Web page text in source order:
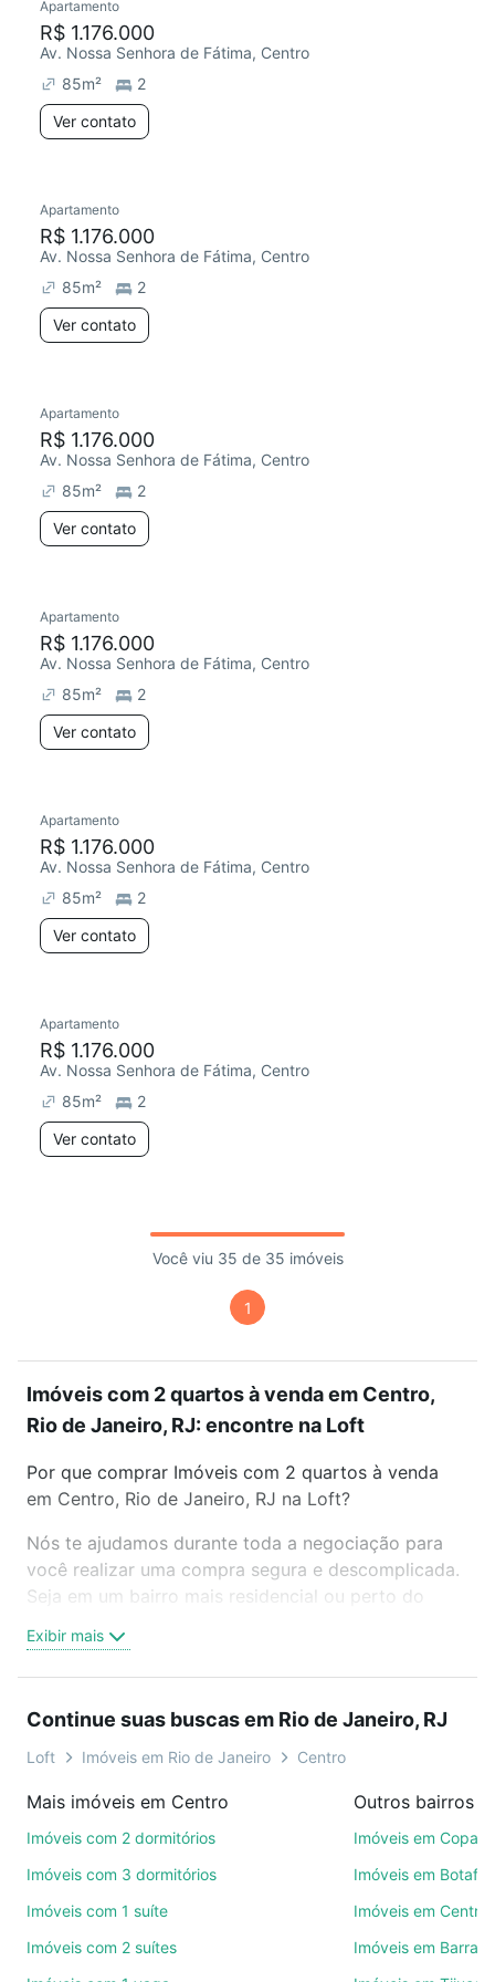
Apartamento
R$ 1.176.000
Av. Nossa Senhora de Fátima, Centro
85m²
2
Ver contato
Apartamento
R$ 1.176.000
Av. Nossa Senhora de Fátima, Centro
85m²
2
Ver contato
Apartamento
R$ 1.176.000
Av. Nossa Senhora de Fátima, Centro
85m²
2
Ver contato
Apartamento
R$ 1.176.000
Av. Nossa Senhora de Fátima, Centro
85m²
2
Ver contato
Apartamento
R$ 1.176.000
Av. Nossa Senhora de Fátima, Centro
85m²
2
Ver contato
Apartamento
R$ 1.176.000
Av. Nossa Senhora de Fátima, Centro
85m²
2
Ver contato
Você viu 35 de 35 imóveis
1
Imóveis com 2 quartos à venda em Centro,
Rio de Janeiro, RJ: encontre na Loft
Por que comprar Imóveis com 2 quartos à venda
em Centro, Rio de Janeiro, RJ na Loft?
Nós te ajudamos durante toda a negociação para
você realizar uma compra segura e descomplicada.
Seja em um bairro mais residencial ou perto do
oferta ideal de Imóveis com 2 quartos à venda em
Centro, Rio de Janeiro, RJ para conquistar seu
videochamada, é grátis, sem compromisso e você
ainda conta com mais de 46 mil corretores e
de imóveis.
ruas, bairros e até condomínios favoritos. Você
também pode usar os filtros como quantidade de
quartos, suítes, com ou sem vaga de garagem para
Exibir mais
Continue suas buscas em Rio de Janeiro, RJ
Loft Imóveis em Rio de Janeiro Centro
Mais imóveis em Centro
Imóveis com 2 dormitórios
Imóveis com 3 dormitórios
Imóveis com 1 suíte
Imóveis com 2 suítes
Imóveis em
Imóveis em
Imóveis em Centro
Imóveis em Barra